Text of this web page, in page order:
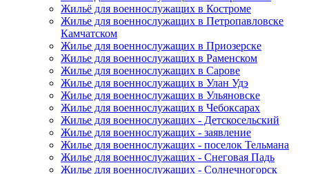
Жильё для военнослужащих в Костроме
Жилье для военнослужащих в Петропавловске
Камчатском
Жилье для военнослужащих в Приозерске
Жилье для военнослужащих в Раменском
Жилье для военнослужащих в Сарове
Жилье для военнослужащих в Улан Удэ
Жилье для военнослужащих в Ульяновске
Жилье для военнослужащих в Чебоксарах
Жилье для военнослужащих - Детскосельский
Жилье для военнослужащих - заявление
Жилье для военнослужащих - поселок Тельмана
Жилье для военнослужащих - Снеговая Падь
Жилье для военнослужащих - Солнечногорск